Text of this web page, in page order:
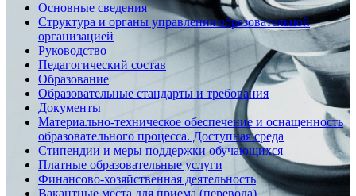
Основные сведения
Структура и органы управления образовательной
организацией
Руководство
Педагогический состав
Образование
Образовательные стандарты и требования
Документы
Материально-техническое обеспечение и оснащенность
образовательного процесса. Доступная среда
Стипендии и меры поддержки обучающихся
Платные образовательные услуги
Финансово-хозяйственная деятельность
Вакантные места для приема (перевода)